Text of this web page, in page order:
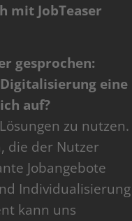
mit JobTeaser
gesprochen:
eine
auf?
zu nutzen.
die der Nutzer
Jobangebote
Individualisierung
kann uns